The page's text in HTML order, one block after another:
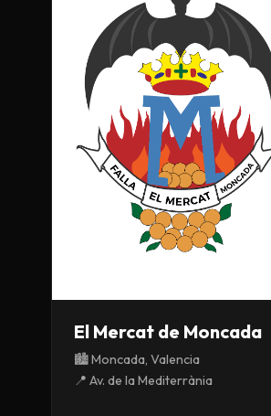
El Mercat de Moncada
🏙️ Moncada, Valencia
📍 Av. de la Mediterrània